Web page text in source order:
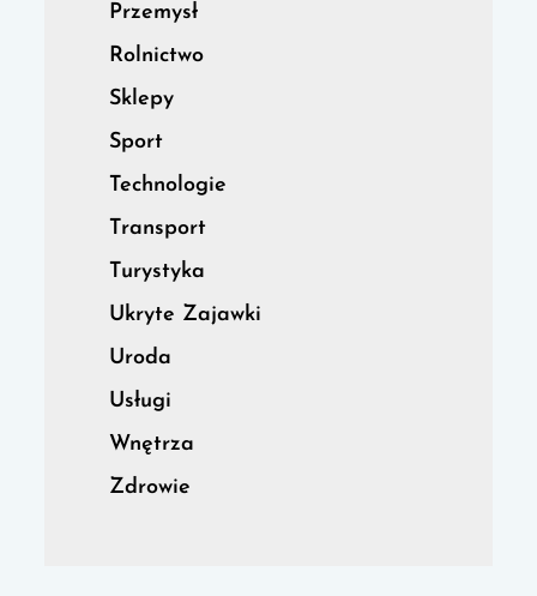
Przemysł
Rolnictwo
Sklepy
Sport
Technologie
Transport
Turystyka
Ukryte Zajawki
Uroda
Usługi
Wnętrza
Zdrowie